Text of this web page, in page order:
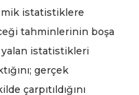
istatistiklere
tahminlerinin boşa
yalan istatistikleri
gerçek
çarpıtıldığını